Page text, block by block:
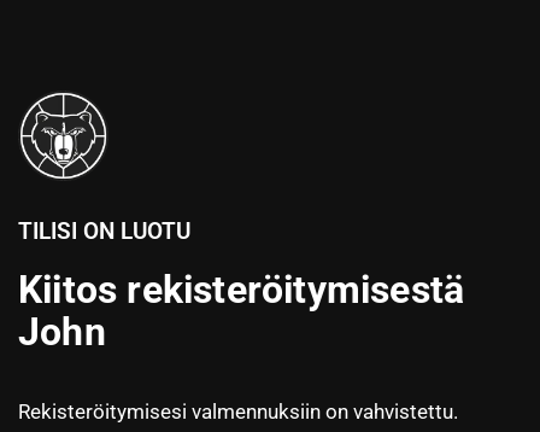
TILISI ON LUOTU
Kiitos rekisteröitymisestä
John
Rekisteröitymisesi valmennuksiin on vahvistettu.